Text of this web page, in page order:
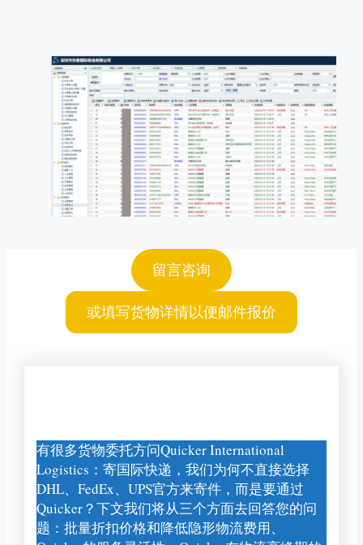
留言咨询
或填写货物详情以便邮件报价
有很多货物委托方问Quicker International
Logistics：寄国际快递，我们为何不直接选择
DHL、FedEx、UPS官方来寄件，而是要通过
Quicker？下文我们将从三个方面去回答您的问
题：批量折扣价格和降低隐形物流费用、